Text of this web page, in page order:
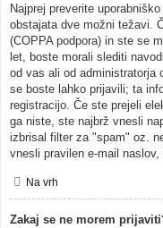
Najprej preverite
obstajata dve možni težavi.
(COPPA podpora) in ste se
let, boste morali slediti
od vas ali od administratorja
se boste lahko prijavili; ta
registracijo. Če ste prejeli
ga niste, ste najbrž vnesli
izbrisal filter za "spam" oz.
vnesli pravilen e-mail
Na vrh
Zakaj se ne morem